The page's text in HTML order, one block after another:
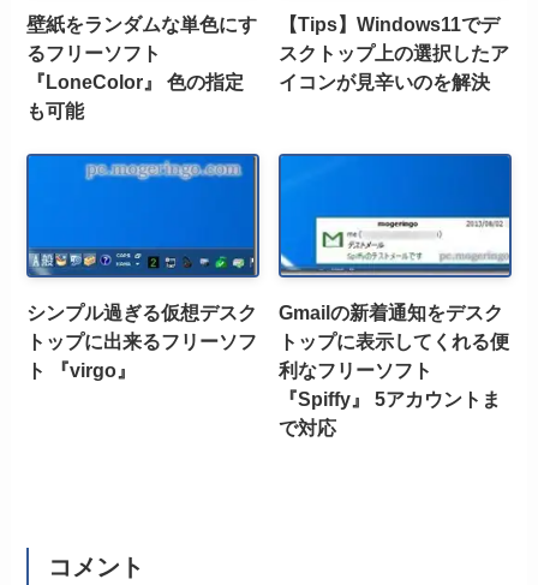
壁紙をランダムな単色にす
るフリーソフト
『LoneColor』 色の指定
も可能
【Tips】Windows11でデ
スクトップ上の選択したア
イコンが見辛いのを解決
シンプル過ぎる仮想デスク
トップに出来るフリーソフ
ト 『virgo』
Gmailの新着通知をデスク
トップに表示してくれる便
利なフリーソフト
『Spiffy』 5アカウントま
で対応
コメント